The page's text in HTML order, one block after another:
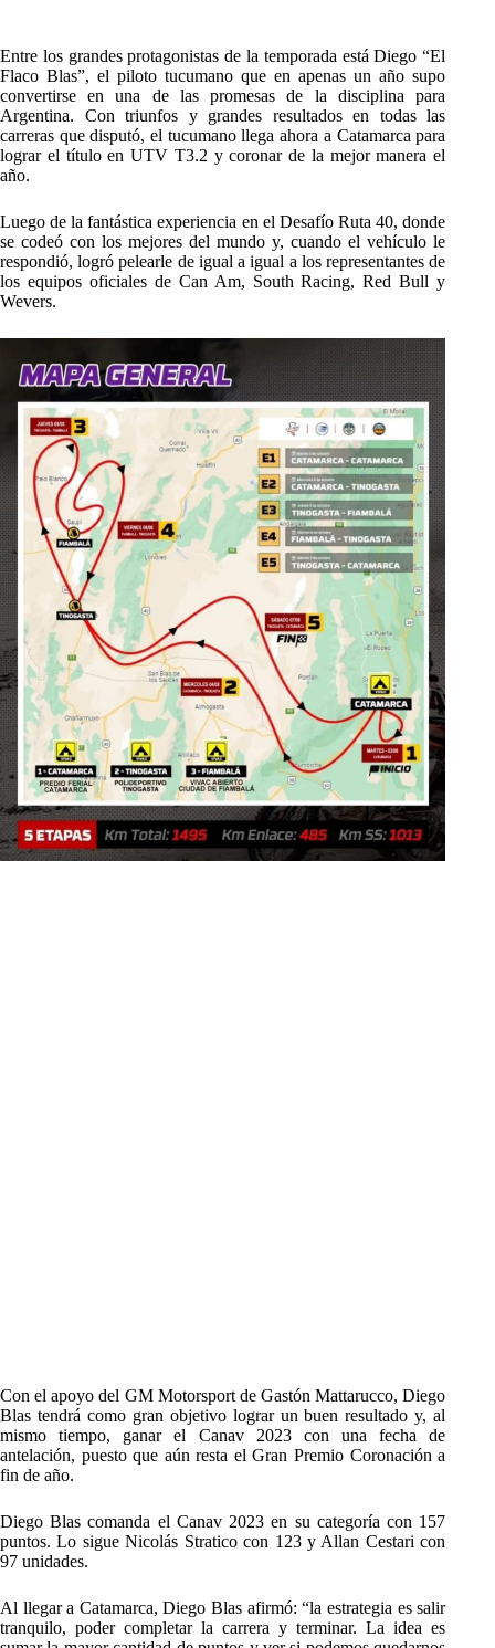
Entre los grandes protagonistas de la temporada está Diego “El
Flaco Blas”, el piloto tucumano que en apenas un año supo
convertirse en una de las promesas de la disciplina para
Argentina. Con triunfos y grandes resultados en todas las
carreras que disputó, el tucumano llega ahora a Catamarca para
lograr el título en UTV T3.2 y coronar de la mejor manera el
año.
Luego de la fantástica experiencia en el Desafío Ruta 40, donde
se codeó con los mejores del mundo y, cuando el vehículo le
respondió, logró pelearle de igual a igual a los representantes de
los equipos oficiales de Can Am, South Racing, Red Bull y
Wevers.
Con el apoyo del GM Motorsport de Gastón Mattarucco, Diego
Blas tendrá como gran objetivo lograr un buen resultado y, al
mismo tiempo, ganar el Canav 2023 con una fecha de
antelación, puesto que aún resta el Gran Premio Coronación a
fin de año.
Diego Blas comanda el Canav 2023 en su categoría con 157
puntos. Lo sigue Nicolás Stratico con 123 y Allan Cestari con
97 unidades.
Al llegar a Catamarca, Diego Blas afirmó: “la estrategia es salir
tranquilo, poder completar la carrera y terminar. La idea es